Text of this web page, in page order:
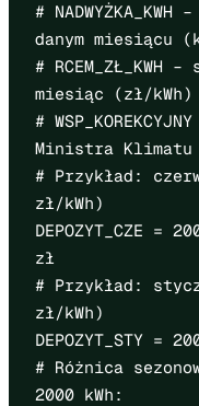
#
danym miesiącu
# RCEM_ZŁ_KWH
miesiąc (zł/kWh)
#
Ministra Klimatu
# Przykład:
zł/kWh)
DEPOZYT_CZE =
zł
# Przykład:
zł/kWh)
DEPOZYT_STY =
# Różnica
2000 kWh: